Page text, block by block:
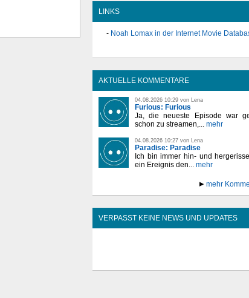
LINKS
Noah Lomax in der Internet Movie
AKTUELLE KOMMENTARE
04.08.2026 10:29 von Lena
Furious: Furious
Ja, die neueste Episode war
schon zu streamen,... mehr
04.08.2026 10:27 von Lena
Paradise: Paradise
Ich bin immer hin- und
ein Ereignis den... mehr
mehr
VERPASST KEINE NEWS UND UPDATES